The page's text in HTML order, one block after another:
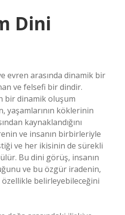
Dini
evren arasında dinamik bir
ve felsefi bir dindir.
bir dinamik oluşum
yaşamlarının köklerinin
kaynaklandığını
ve insanın birbirleriyle
ve her ikisinin de sürekli
Bu dini görüş, insanın
ve bu özgür iradenin,
belirleyebileceğini